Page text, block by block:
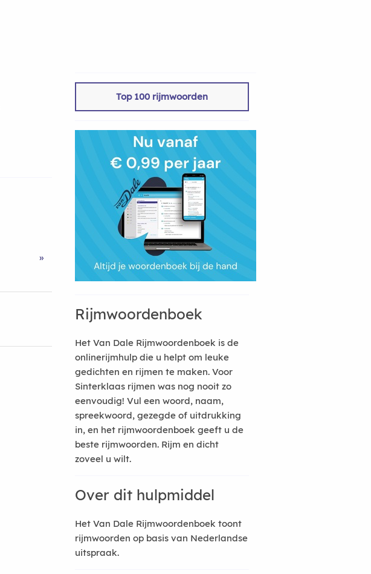
»
Top 100 rijmwoorden
Rijmwoordenboek
Het Van Dale Rijmwoordenboek is de
onlinerijmhulp die u helpt om leuke
gedichten en rijmen te maken. Voor
Sinterklaas rijmen was nog nooit zo
eenvoudig! Vul een woord, naam,
spreekwoord, gezegde of uitdrukking
in, en het rijmwoordenboek geeft u de
beste rijmwoorden. Rijm en dicht
zoveel u wilt.
Over dit hulpmiddel
Het Van Dale Rijmwoordenboek toont
rijmwoorden op basis van Nederlandse
uitspraak.